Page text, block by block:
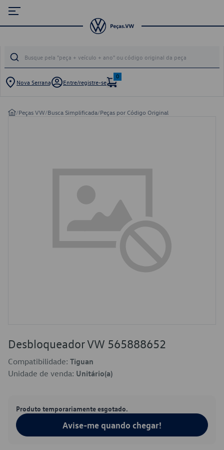
Nova Serrana Entre/registre-se
0
/Peças VW/Busca Simplificada/Peças por Código Original
Desbloqueador VW 565888652
Compatibilidade: Tiguan
Unidade de venda: Unitário(a)
Produto temporariamente esgotado.
Avise-me quando chegar!